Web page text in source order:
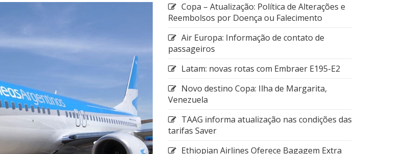
Copa – Atualização: Política de Alterações e
Reembolsos por Doença ou Falecimento
Air Europa: Informação de contato de
passageiros
Latam: novas rotas com Embraer E195-E2
Novo destino Copa: Ilha de Margarita,
Venezuela
TAAG informa atualização nas condições das
tarifas Saver
Ethiopian Airlines Oferece Bagagem Extra